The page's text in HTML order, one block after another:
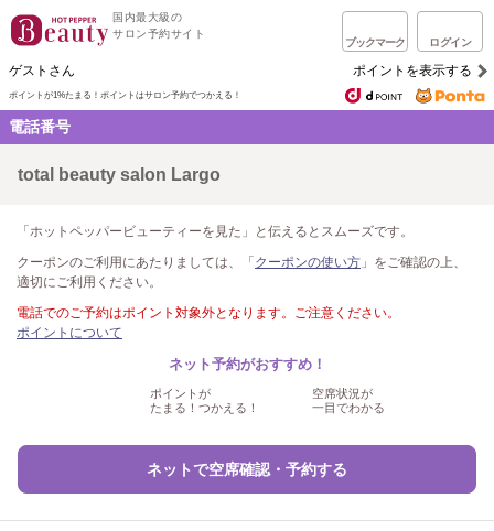
国内最大級の
サロン予約サイト
ブックマーク ログイン
ゲストさん ポイントを表示する
ポイントが1%たまる！ ポイントはサロン予約でつかえる！
電話番号
total beauty salon Largo
「ホットペッパービューティーを見た」と伝えるとスムーズです。
クーポンのご利用にあたりましては、「 クーポンの使い方 」をご確認の上、
適切にご利用ください。
電話でのご予約はポイント対象外となります。ご注意ください。
ポイントについて
ネット予約がおすすめ！
ポイントが
たまる！つかえる！
空席状況が
一目でわかる
ネットで空席確認・予約する